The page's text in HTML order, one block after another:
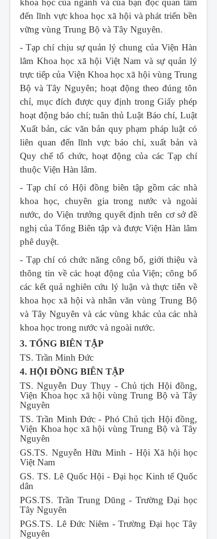
khoa học của ngành và của bạn đọc quan tâm
đến lĩnh vực khoa học xã hội và phát triển bền
vững vùng Trung Bộ và Tây Nguyên.
- Tạp chí chịu sự quản lý chung của Viện Hàn
lâm Khoa học xã hội Việt Nam và sự quản lý
trực tiếp của Viện Khoa học xã hội vùng Trung
Bộ và Tây Nguyên; hoạt động theo đúng tôn
chỉ, mục đích được quy định trong Giấy phép
hoạt động báo chí; tuân thủ Luật Báo chí, Luật
Xuất bản, các văn bản quy phạm pháp luật có
liên quan đến lĩnh vực báo chí, xuất bản và
Quy chế tổ chức, hoạt động của các Tạp chí
thuộc Viện Hàn lâm.
- Tạp chí có Hội đồng biên tập gồm các nhà
khoa học, chuyên gia trong nước và ngoài
nước, do Viện trưởng quyết định trên cơ sở đề
nghị của Tổng Biên tập và được Viện Hàn lâm
phê duyệt.
- Tạp chí có chức năng công bố, giới thiệu và
thông tin về các hoạt động của Viện; công bố
các kết quả nghiên cứu lý luận và thực tiễn về
khoa học xã hội và nhân văn vùng Trung Bộ
và Tây Nguyên và các vùng khác của các nhà
khoa học trong nước và ngoài nước.
3. TỔNG BIÊN TẬP
TS. Trần Minh Đức
4. HỘI ĐỒNG BIÊN TẬP
TS. Nguyễn Duy Thụy - Chủ tịch Hội đồng,
Viện Khoa học xã hội vùng Trung Bộ và Tây
Nguyên
TS. Trần Minh Đức - Phó Chủ tịch Hội đồng,
Viện Khoa học xã hội vùng Trung Bộ và Tây
Nguyên
GS.TS. Nguyễn Hữu Minh - Hội Xã hội học
Việt Nam
GS. TS. Lê Quốc Hội - Đại học Kinh tế Quốc
dân
PGS.TS. Trần Trung Dũng - Trường Đại học
Tây Nguyên
PGS.TS. Lê Đức Niêm - Trường Đại học Tây
Nguyên